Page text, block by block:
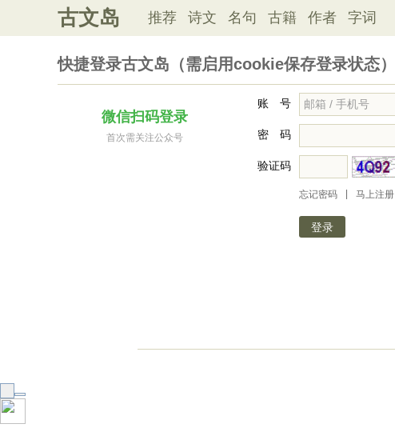
古文岛 推荐 诗文 名句 古籍 作者 字词
快捷登录古文岛（需启用cookie保存登录状态）
微信扫码登录
首次需关注公众号
账 号
密 码
验证码
忘记密码 马上注册